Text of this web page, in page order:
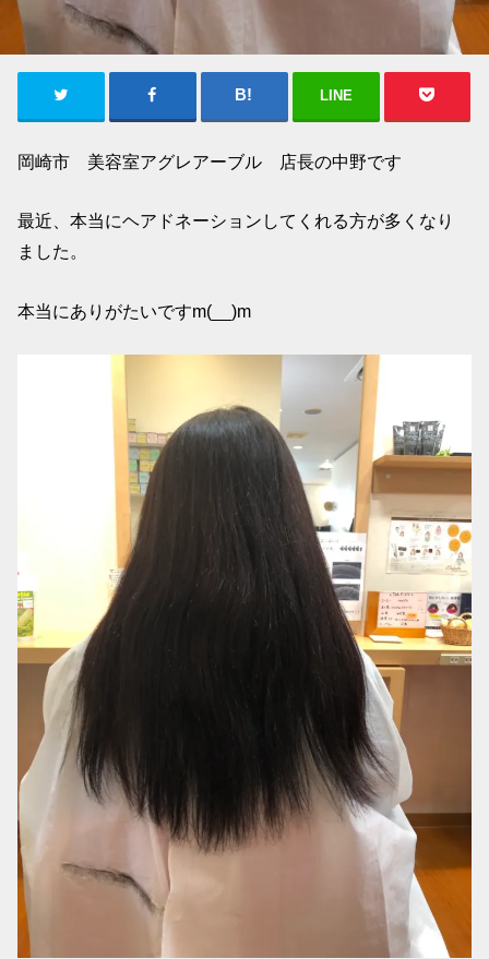
LINE
岡崎市 美容室アグレアーブル 店長の中野です
最近、本当にヘアドネーションしてくれる方が多くなり
ました。
本当にありがたいですm(__)m